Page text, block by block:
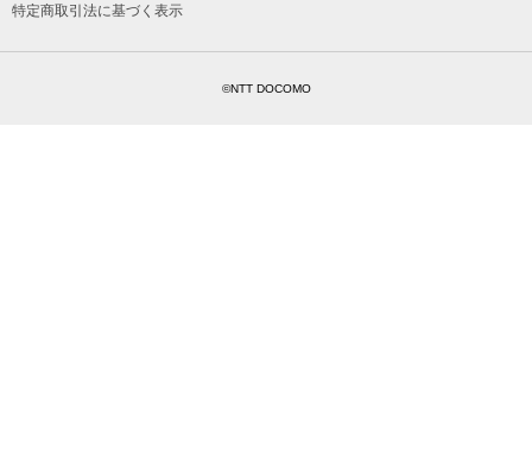
特定商取引法に基づく表示
©NTT DOCOMO